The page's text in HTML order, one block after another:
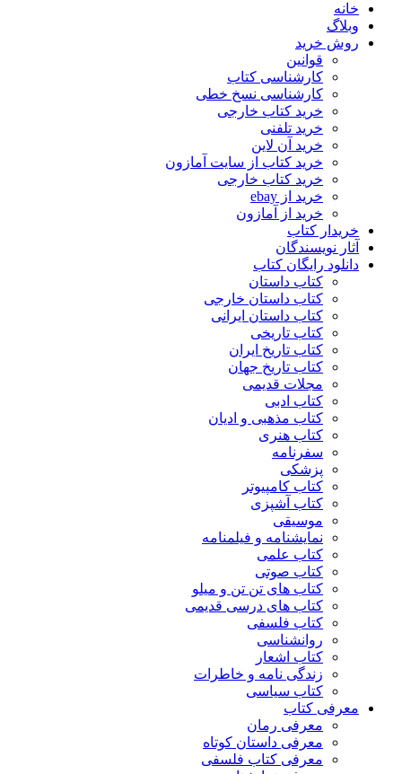
خانه
وبلاگ
روش خرید
قوانین
کارشناسی کتاب
کارشناسی نسخ خطی
خرید کتاب خارجی
خرید تلفنی
خرید آن لاین
خرید کتاب از سایت آمازون
خرید کتاب خارجی
خرید از ebay
خرید از آمازون
خریدار کتاب
آثار نویسندگان
دانلود رایگان کتاب
کتاب داستان
کتاب داستان خارجی
کتاب داستان ایرانی
کتاب تاریخی
کتاب تاریخ ایران
کتاب تاریخ جهان
مجلات قدیمی
کتاب ادبی
کتاب مذهبی و ادیان
کتاب هنری
سفرنامه
پزشکی
کتاب کامپیوتر
کتاب آشپزی
موسیقی
نمایشنامه و فیلمنامه
کتاب علمی
کتاب صوتی
کتاب های تن تن و میلو
کتاب های درسی قدیمی
کتاب فلسفی
روانشناسی
کتاب اشعار
زندگی نامه و خاطرات
کتاب سیاسی
معرفی کتاب
معرفی رمان
معرفی داستان کوتاه
معرفی کتاب فلسفی